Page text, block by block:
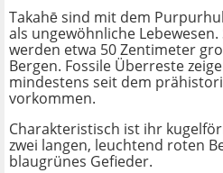
Takahē sind mit dem
als ungewöhnliche
werden etwa 50 Zentimeter
Bergen. Fossile Überreste
mindestens seit dem
vorkommen.
Charakteristisch ist ihr
zwei langen, leuchtend roten
blaugrünes Gefieder.